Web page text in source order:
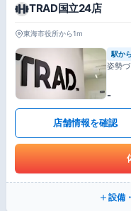
TRAD国立24店
東海市役所から1m
駅か
姿勢
-
店舗情報を確認
設備